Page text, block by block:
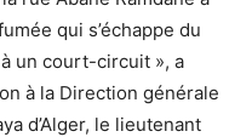
qui s’échappe du
un court-circuit », a
à la Direction générale
d’Alger, le lieutenant